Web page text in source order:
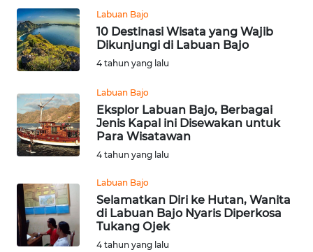
Labuan Bajo
10 Destinasi Wisata yang Wajib
Dikunjungi di Labuan Bajo
4 tahun yang lalu
Labuan Bajo
Eksplor Labuan Bajo, Berbagai
Jenis Kapal ini Disewakan untuk
Para Wisatawan
4 tahun yang lalu
Labuan Bajo
Selamatkan Diri ke Hutan, Wanita
di Labuan Bajo Nyaris Diperkosa
Tukang Ojek
4 tahun yang lalu
WN
SUMEDANG
WN
WN
KEPULAUAN
SERIBU
WN
TANGERANG
WN